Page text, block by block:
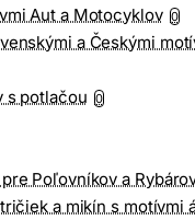
Aut a Motocyklov 0
a Českými
s potlačou 0
Poľovníkov a
a mikín s motívmi